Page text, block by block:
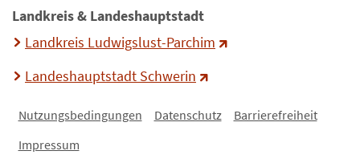
Landkreis & Landeshauptstadt
Landkreis Ludwigslust-Parchim
Landeshauptstadt Schwerin
Nutzungsbedingungen Datenschutz
Barrierefreiheit
Impressum